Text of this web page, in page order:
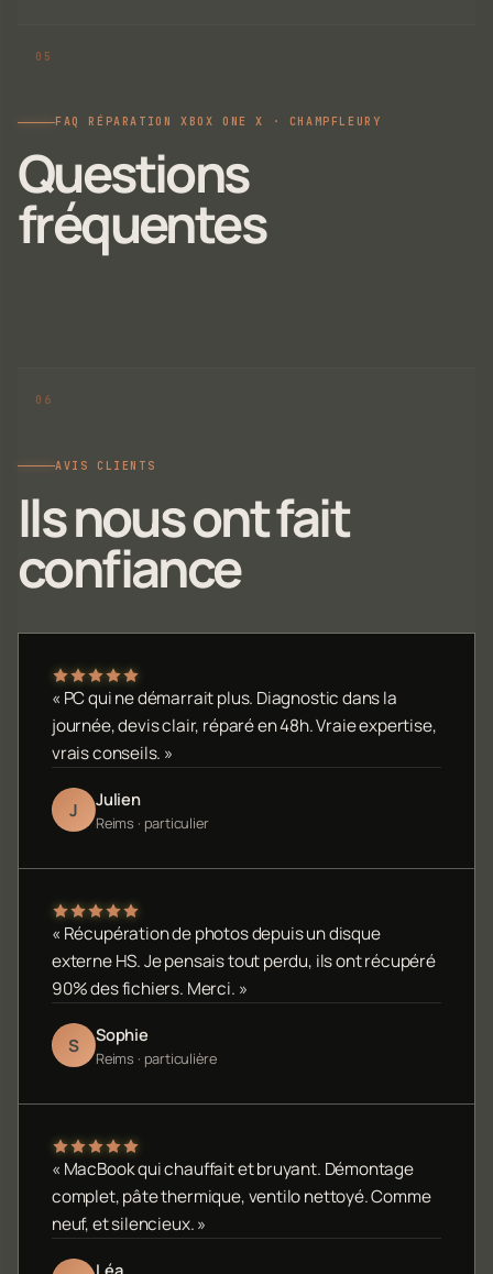
FAQ RÉPARATION XBOX ONE X · CHAMPFLEURY
Questions
fréquentes
AVIS CLIENTS
Ils nous ont fait
confiance
« PC qui ne démarrait plus. Diagnostic dans la
journée, devis clair, réparé en 48h. Vraie expertise,
vrais conseils. »
J Julien
Reims · particulier
« Récupération de photos depuis un disque
externe HS. Je pensais tout perdu, ils ont récupéré
90% des fichiers. Merci. »
S Sophie
Reims · particulière
« MacBook qui chauffait et bruyant. Démontage
complet, pâte thermique, ventilo nettoyé. Comme
neuf, et silencieux. »
Léa